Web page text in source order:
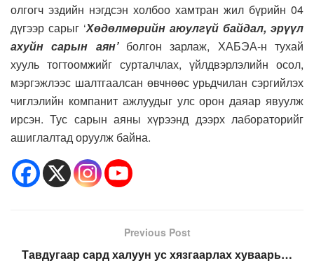
олгогч эздийн нэгдсэн холбоо хамтран жил бүрийн 04
дүгээр сарыг ‘Хөдөлмөрийн аюулгүй байдал, эрүүл
ахуйн сарын аян’болгон зарлаж, ХАБЭА-н тухай
хууль тогтоомжийг сурталчлах, үйлдвэрлэлийн осол,
мэргэжлээс шалтгаалсан өвчнөөс урьдчилан сэргийлэх
чиглэлийн компанит ажлуудыг улс орон даяар явуулж
ирсэн. Тус сарын аяны хүрээнд дээрх лабораторийг
ашиглалтад оруулж байна.
Previous Post
Тавдугаар сард халуун ус хязгаарлах хуваарь…